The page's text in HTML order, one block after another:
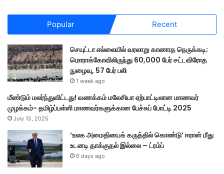
Popular Recent
செயுட்டா எல்லையில் வரலாறு காணாத நெருக்கடி;
மொராக்கோவிலிருந்து 60,000 பேர் சட்டவிரோத
நுழைவு, 57 பேர் பலி
1 week ago
மீண்டும் மலர்ந்துவிட்டது! வணக்கம் மலேசியா ஏற்பாட்டிலான மாணவர்
முழக்கம்- தமிழ்ப்பள்ளி மாணவர்களுக்கான பேச்சுப் போட்டி 2025
July 15, 2025
‘உலக அமைதியைக் கருத்தில் கொண்டு’ ஈரான் மீது
உடனடி தாக்குதல் இல்லை – ட்ரம்ப்
6 days ago